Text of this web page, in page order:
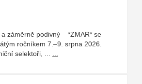
záměrně podivný – *ZMAR* se
ročníkem 7.–9. srpna 2026.
selektoři, ...